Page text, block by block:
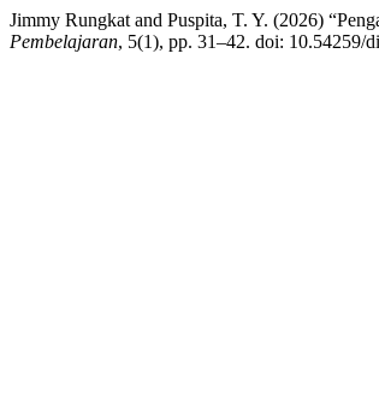
Jimmy Rungkat and Puspita, T. Y. (2026)
Pembelajaran, 5(1), pp. 31–42. doi: 10.54259/